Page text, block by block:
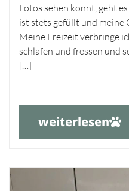
Fotos sehen könnt, geht
ist stets gefüllt und meine
Meine Freizeit verbringe
schlafen und fressen und
[…]
weiterlesen